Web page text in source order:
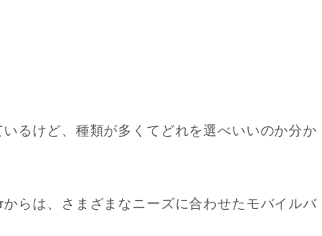
るけど、種類が多くてどれを選べいいのか分か
らは、さまざまなニーズに合わせたモバイルバ